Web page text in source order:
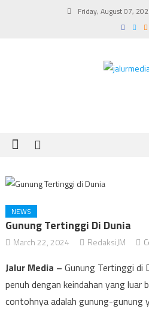
Friday, August 07,
NEWS
Gunung Tertinggi Di Dunia
March 22, 2024 RedaksiJM
Jalur Media – Gunung Tertinggi di
penuh dengan keindahan yang luar
contohnya adalah gunung-gunung